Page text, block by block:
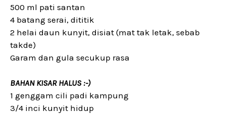
500 ml pati santan
4 batang serai, dititik
2 helai daun kunyit, disiat (mat tak letak, sebab
takde)
Garam dan gula secukup rasa
BAHAN KISAR HALUS :-)
1 genggam cili padi kampung
3/4 inci kunyit hidup